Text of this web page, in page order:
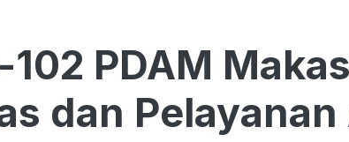
102 PDAM
dan Pelayanan